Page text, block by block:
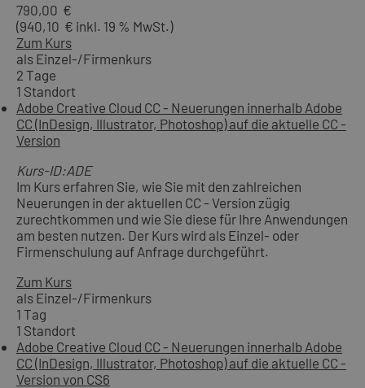
790,00 €
(940,10 € inkl. 19 % MwSt.)
Zum Kurs
als Einzel-/Firmenkurs
2 Tage
1 Standort
Adobe Creative Cloud CC - Neuerungen innerhalb Adobe
CC (InDesign, Illustrator, Photoshop) auf die aktuelle CC -
Version
Kurs-ID:ADE
Im Kurs erfahren Sie, wie Sie mit den zahlreichen
Neuerungen in der aktuellen CC - Version zügig
zurechtkommen und wie Sie diese für Ihre Anwendungen
am besten nutzen. Der Kurs wird als Einzel- oder
Firmenschulung auf Anfrage durchgeführt.
Zum Kurs
als Einzel-/Firmenkurs
1 Tag
1 Standort
Adobe Creative Cloud CC - Neuerungen innerhalb Adobe
CC (InDesign, Illustrator, Photoshop) auf die aktuelle CC -
Version von CS6